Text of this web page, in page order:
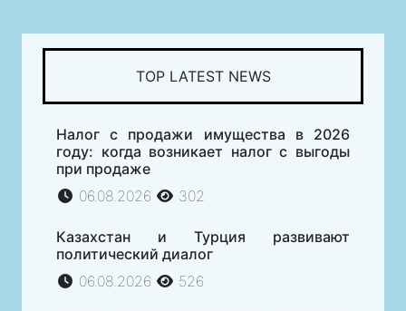
TOP LATEST NEWS
Налог с продажи имущества в 2026
году: когда возникает налог с выгоды
при продаже
06.08.2026
302
Казахстан и Турция развивают
политический диалог
06.08.2026
526